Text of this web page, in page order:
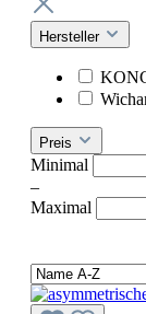
Hersteller
Preis
Minimal
–
Maximal